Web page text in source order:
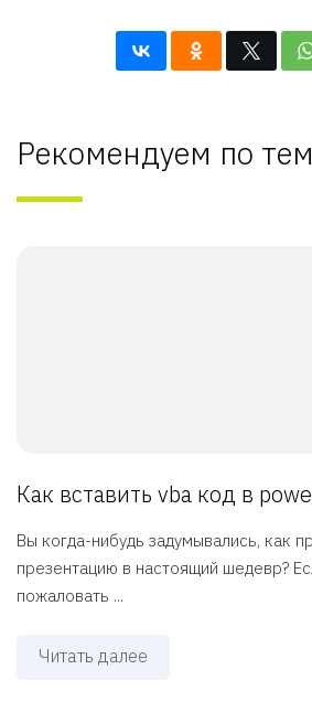
Рекомендуем по
Как вставить vba код в
Вы когда-нибудь задумывались, как
презентацию в настоящий шедевр?
пожаловать ...
Читать далее